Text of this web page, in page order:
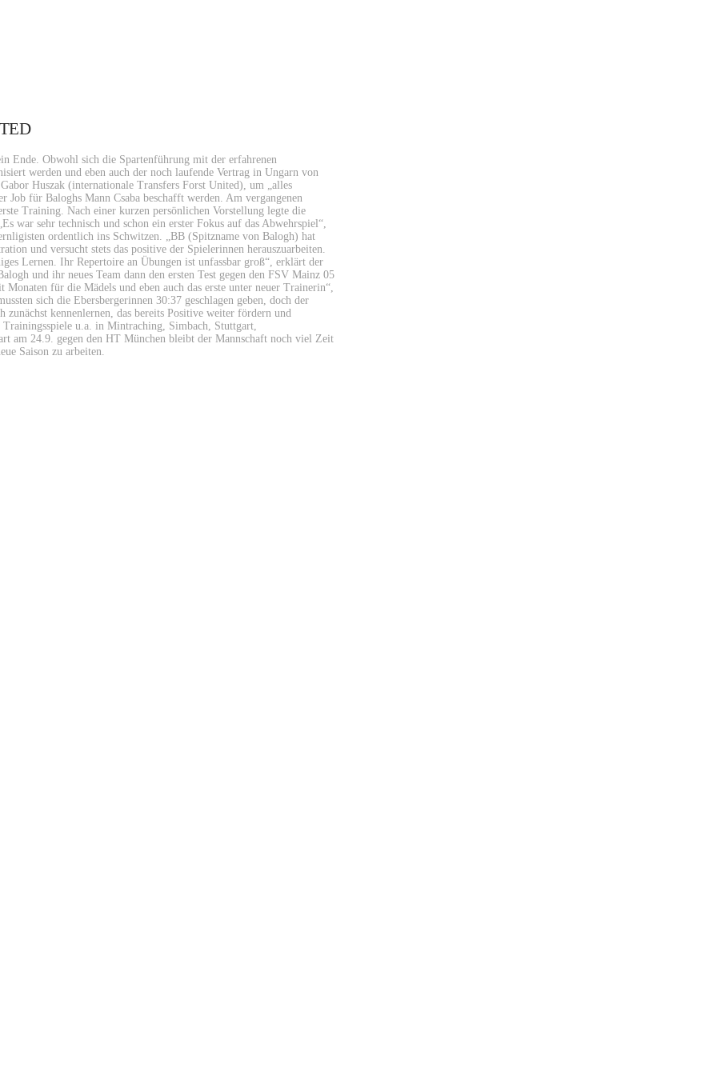
Ende. Obwohl sich die Spartenführung mit der erfahrenen
werden und eben auch der noch laufende Vertrag in Ungarn von
Huszak (internationale Transfers Forst United), um „alles
Job für Baloghs Mann Csaba beschafft werden. Am vergangenen
Training. Nach einer kurzen persönlichen Vorstellung legte die
war sehr technisch und schon ein erster Fokus auf das Abwehrspiel“,
ordentlich ins Schwitzen. „BB (Spitzname von Balogh) hat
und versucht stets das positive der Spielerinnen herauszuarbeiten.
Lernen. Ihr Repertoire an Übungen ist unfassbar groß“, erklärt der
und ihr neues Team dann den ersten Test gegen den FSV Mainz 05
für die Mädels und eben auch das erste unter neuer Trainerin“,
sich die Ebersbergerinnen 30:37 geschlagen geben, doch der
kennenlernen, das bereits Positive weiter fördern und
u.a. in Mintraching, Simbach, Stuttgart,
24.9. gegen den HT München bleibt der Mannschaft noch viel Zeit
Saison zu arbeiten.